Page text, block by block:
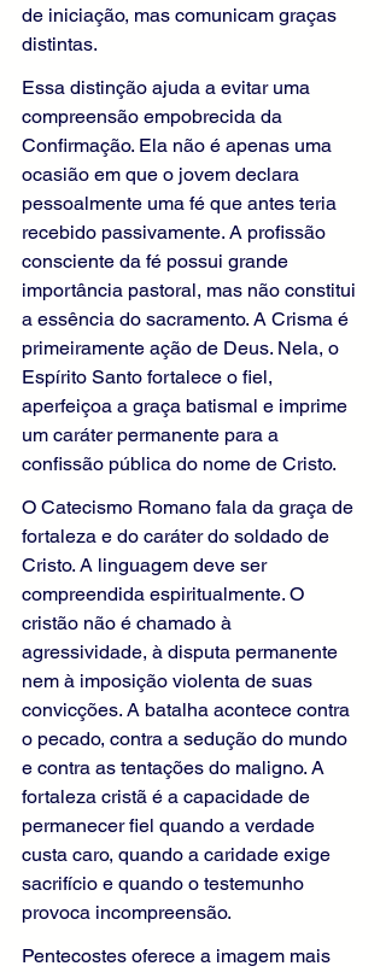
de iniciação, mas comunicam graças
distintas.
Essa distinção ajuda a evitar uma
compreensão empobrecida da
Confirmação. Ela não é apenas uma
ocasião em que o jovem declara
pessoalmente uma fé que antes teria
recebido passivamente. A profissão
consciente da fé possui grande
importância pastoral, mas não constitui
a essência do sacramento. A Crisma é
primeiramente ação de Deus. Nela, o
Espírito Santo fortalece o fiel,
aperfeiçoa a graça batismal e imprime
um caráter permanente para a
confissão pública do nome de Cristo.
O Catecismo Romano fala da graça de
fortaleza e do caráter do soldado de
Cristo. A linguagem deve ser
compreendida espiritualmente. O
cristão não é chamado à
agressividade, à disputa permanente
nem à imposição violenta de suas
convicções. A batalha acontece contra
o pecado, contra a sedução do mundo
e contra as tentações do maligno. A
fortaleza cristã é a capacidade de
permanecer fiel quando a verdade
custa caro, quando a caridade exige
sacrifício e quando o testemunho
provoca incompreensão.
Pentecostes oferece a imagem mais